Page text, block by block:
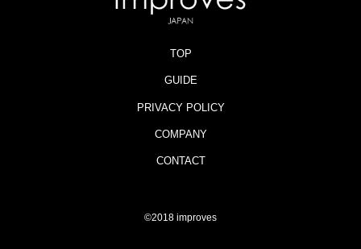
TOP
GUIDE
PRIVACY POLICY
COMPANY
CONTACT
©2018 improves